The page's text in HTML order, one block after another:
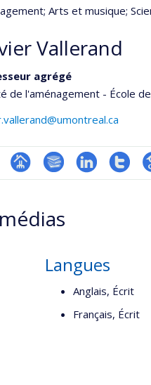
; Arts et musique;
Vallerand
agrégé
de l'aménagement - École
Page
(faculté,département,école)
Bibliographie
LinkedInCompte
Langues
Anglais, Écrit
Français, Écrit